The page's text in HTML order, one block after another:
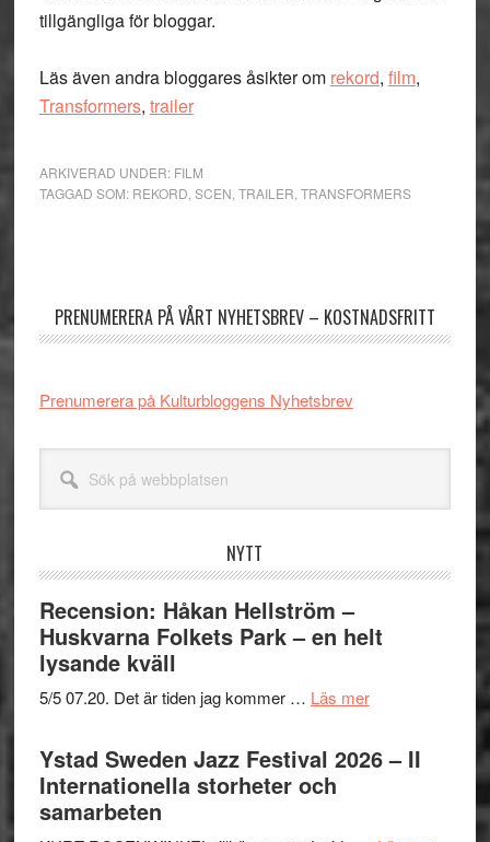
tillgängliga för bloggar.
Läs även andra bloggares åsikter om rekord, film,
Transformers, trailer
ARKIVERAD UNDER: FILM
TAGGAD SOM: REKORD SCEN TRAILER TRANSFORMERS
PRENUMERERA PÅ VÅRT NYHETSBREV – KOSTNADSFRITT
Prenumerera på Kulturbloggens Nyhetsbrev
webbplatsen
NYTT
Recension: Håkan Hellström –
Huskvarna Folkets Park – en helt
lysande kväll
5/5 07.20. Det är tiden jag kommer … Läs merom
Håkan
Hellström
Ystad Sweden Jazz Festival 2026 – II
Internationella storheter och
samarbeten